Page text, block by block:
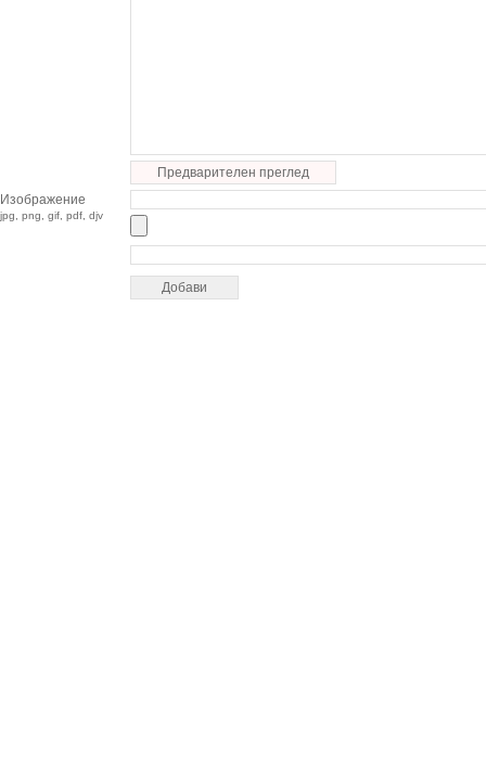
Предварителен преглед
Изображение
jpg, png, gif, pdf, djv